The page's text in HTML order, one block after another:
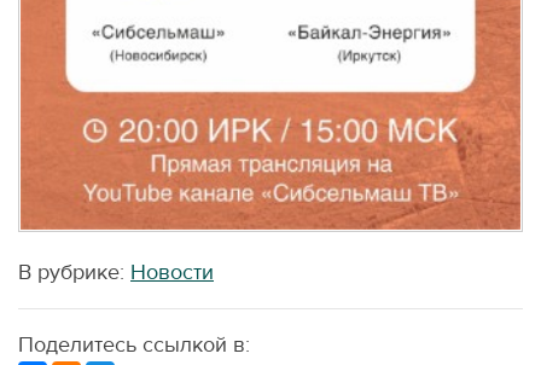
В рубрике: Новости
Поделитесь ссылкой в: